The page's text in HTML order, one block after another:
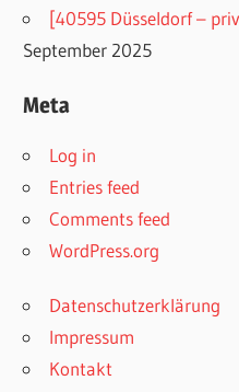
[40595 Düsseldorf –
September 2025
Meta
Log in
Entries feed
Comments feed
WordPress.org
Datenschutzerklärung
Impressum
Kontakt